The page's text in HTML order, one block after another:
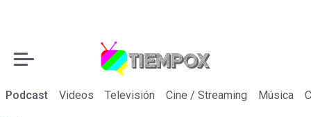
Podcast Videos Televisión Cine / Streaming Música